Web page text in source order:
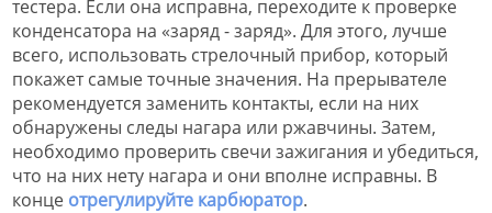
тестера. Если она исправна, переходите к проверке
конденсатора на «заряд - заряд». Для этого, лучше
всего, использовать стрелочный прибор, который
покажет самые точные значения. На прерывателе
рекомендуется заменить контакты, если на них
обнаружены следы нагара или ржавчины. Затем,
необходимо проверить свечи зажигания и убедиться,
что на них нету нагара и они вполне исправны. В
конце отрегулируйте карбюратор.